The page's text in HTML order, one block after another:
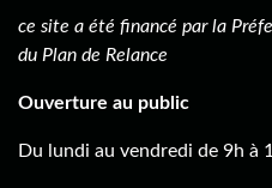
ce site a été financé par la
du Plan de Relance
Ouverture au public
Du lundi au vendredi de 9h à